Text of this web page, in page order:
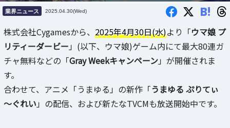
業界ニュース 2025.04.30(Wed) B!
株式会社Cygamesから、 2025年4月30日(水)より「ウマ娘 プ
リティーダービー 」(以下、ウマ娘)ゲーム内にて最大80連ガ
チャ無料などの「Gray Weekキャンペーン」が開催されま
す。
合わせて、アニメ「うまゆる」の新作「うまゆる ぷりてぃ
～ぐれい 」の配信、および新たなTVCMも放送開始中です。